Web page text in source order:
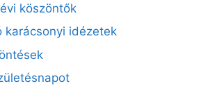
köszöntők
karácsonyi idézetek